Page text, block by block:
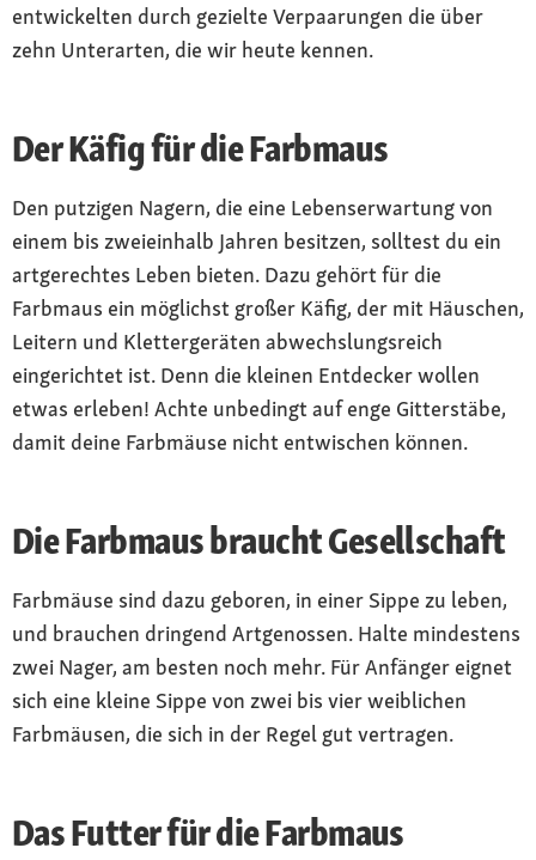
entwickelten durch gezielte Verpaarungen die über
zehn Unterarten, die wir heute kennen.
Der Käfig für die Farbmaus
Den putzigen Nagern, die eine Lebenserwartung von
einem bis zweieinhalb Jahren besitzen, solltest du ein
artgerechtes Leben bieten. Dazu gehört für die
Farbmaus ein möglichst großer Käfig, der mit Häuschen,
Leitern und Klettergeräten abwechslungsreich
eingerichtet ist. Denn die kleinen Entdecker wollen
etwas erleben! Achte unbedingt auf enge Gitterstäbe,
damit deine Farbmäuse nicht entwischen können.
Die Farbmaus braucht Gesellschaft
Farbmäuse sind dazu geboren, in einer Sippe zu leben,
und brauchen dringend Artgenossen. Halte mindestens
zwei Nager, am besten noch mehr. Für Anfänger eignet
sich eine kleine Sippe von zwei bis vier weiblichen
Farbmäusen, die sich in der Regel gut vertragen.
Das Futter für die Farbmaus